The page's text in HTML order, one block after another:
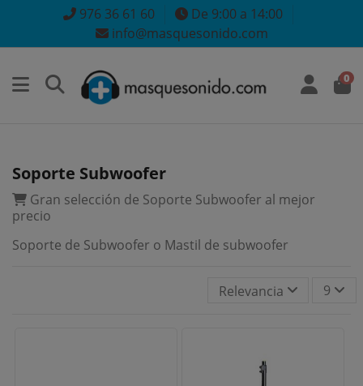
976 36 61 60
De 9:00 a 14:00
info@masquesonido.com
0
Soporte Subwoofer
Gran selección de Soporte Subwoofer al mejor
precio
Soporte de Subwoofer o Mastil de subwoofer
Relevancia 9